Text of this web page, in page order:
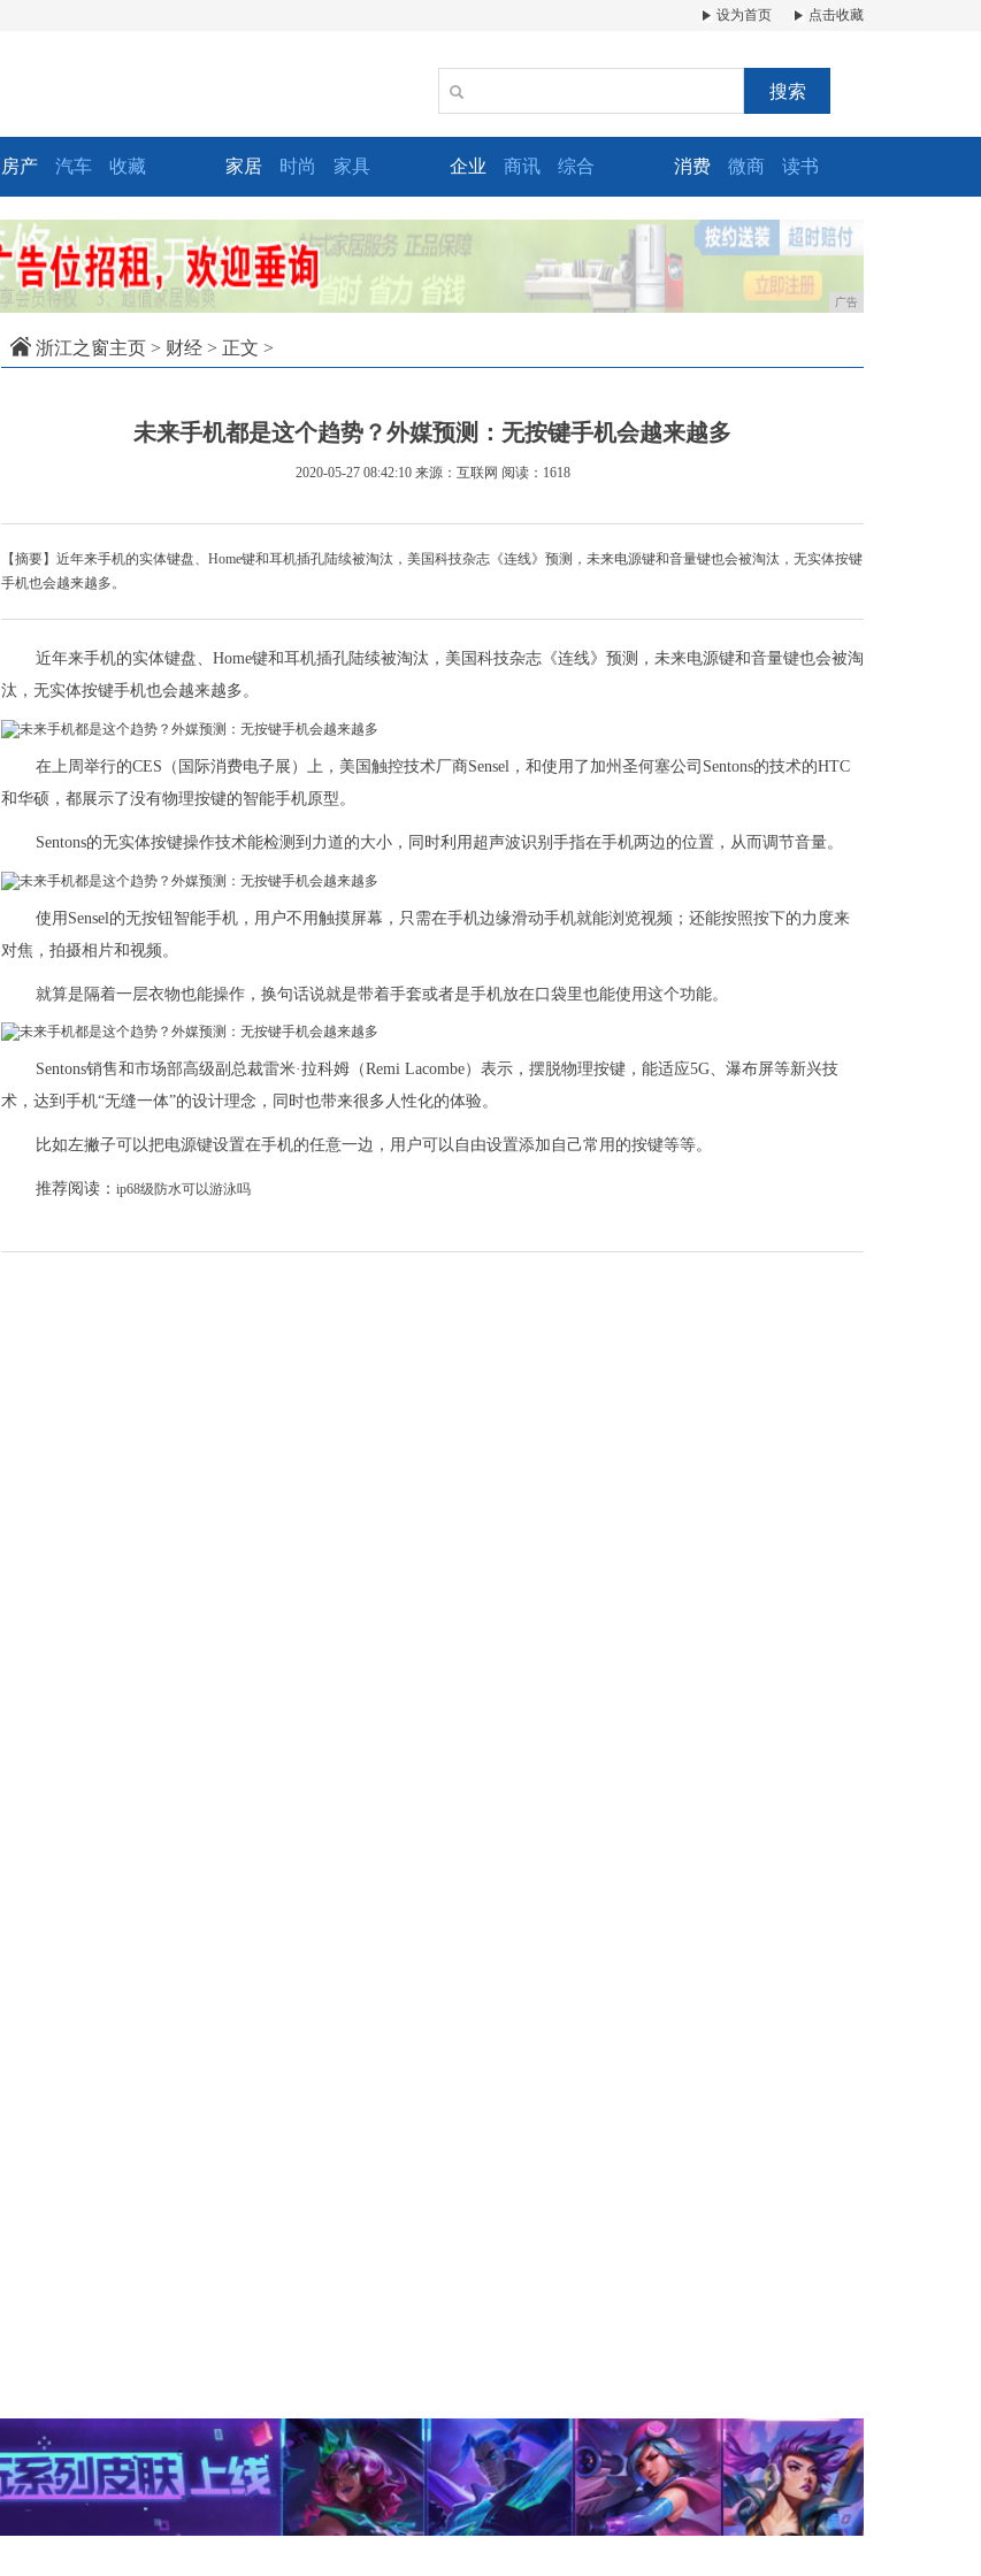
设为首页 点击收藏
搜索
房产 汽车 收藏 家居 时尚 家具 企业 商讯 综合 消费 微商 读书
广告
浙江之窗主页 > 财经 > 正文 >
未来手机都是这个趋势？外媒预测：无按键手机会越来越多
2020-05-27 08:42:10 来源：互联网 阅读：1618
【摘要】近年来手机的实体键盘、Home键和耳机插孔陆续被淘汰，美国科技杂志《连线》预测，未来电源键和音量键也会被淘汰，无实体按键
手机也会越来越多。
近年来手机的实体键盘、Home键和耳机插孔陆续被淘汰，美国科技杂志《连线》预测，未来电源键和音量键也会被淘
汰，无实体按键手机也会越来越多。
在上周举行的CES（国际消费电子展）上，美国触控技术厂商Sensel，和使用了加州圣何塞公司Sentons的技术的HTC
和华硕，都展示了没有物理按键的智能手机原型。
Sentons的无实体按键操作技术能检测到力道的大小，同时利用超声波识别手指在手机两边的位置，从而调节音量。
使用Sensel的无按钮智能手机，用户不用触摸屏幕，只需在手机边缘滑动手机就能浏览视频；还能按照按下的力度来
对焦，拍摄相片和视频。
就算是隔着一层衣物也能操作，换句话说就是带着手套或者是手机放在口袋里也能使用这个功能。
Sentons销售和市场部高级副总裁雷米·拉科姆（Remi Lacombe）表示，摆脱物理按键，能适应5G、瀑布屏等新兴技
术，达到手机“无缝一体”的设计理念，同时也带来很多人性化的体验。
比如左撇子可以把电源键设置在手机的任意一边，用户可以自由设置添加自己常用的按键等等。
推荐阅读： ip68级防水可以游泳吗